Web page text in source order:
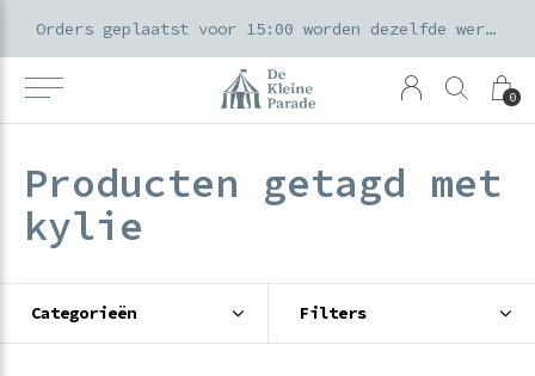
0
Orders geplaatst voor 15:00 worden dezelfde werkdag verzonden
Producten getagd met
kylie
Categorieën Filters